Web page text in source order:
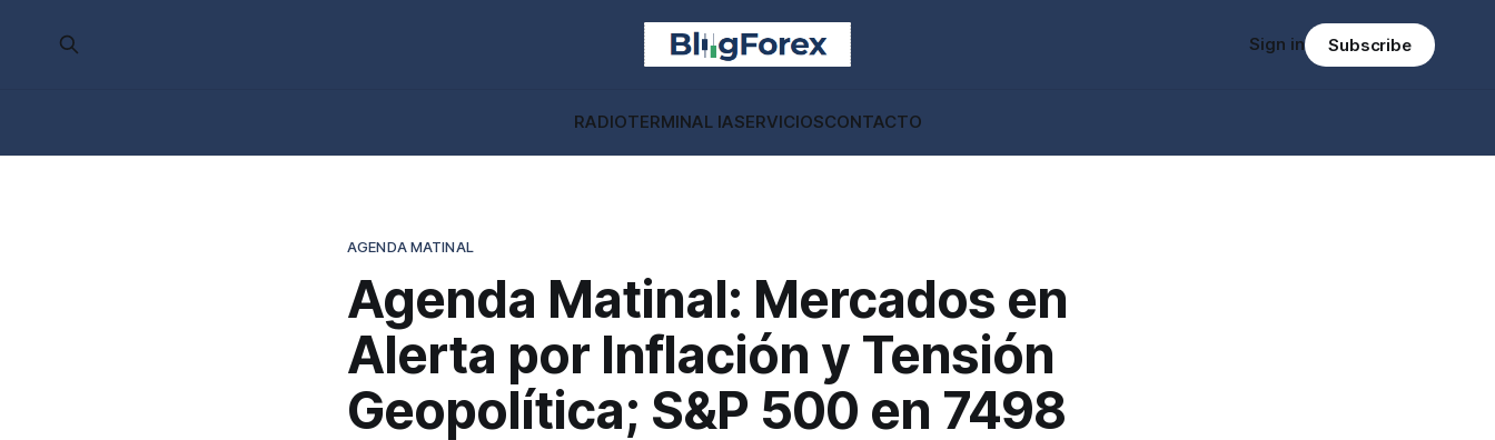
RADIOTERMINAL IASERVICIOSCONTACTO
Sign in Subscribe
AGENDA MATINAL
Agenda Matinal: Mercados en
Alerta por Inflación y Tensión
Geopolítica; S&P 500 en 7498